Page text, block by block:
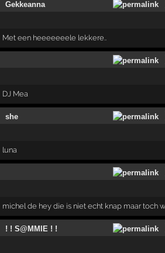
Gekkeanna
Met een heeeeeeele lekkere..
DJ Mea
she
luna
michel de hey die is niet echt knap maar toch
! ! S@MMIE ! !